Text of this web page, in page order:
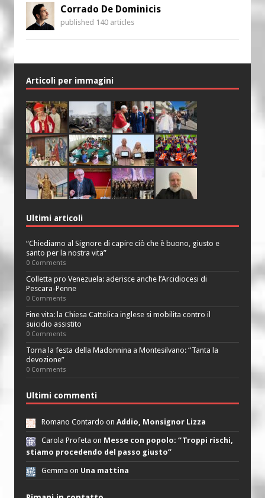
Corrado De Dominicis
published 140 articles
Articoli per immagini
Ultimi articoli
“Chiediamo al Signore di capire ciò che è buono, giusto e
santo per la nostra vita”
0 Comments
Colletta pro Venezuela: aderisce anche l’Arcidiocesi di
Pescara-Penne
0 Comments
Fine vita: la Chiesa Cattolica inglese si mobilita contro il
suicidio assistito
0 Comments
Torna la festa della Madonnina a Montesilvano: “Tanta la
devozione”
0 Comments
Ultimi commenti
Romano Contardo on Addio, Monsignor Lizza
Carola Profeta on Messe con popolo: “Troppi rischi,
stiamo procedendo del passo giusto”
Gemma on Una mattina